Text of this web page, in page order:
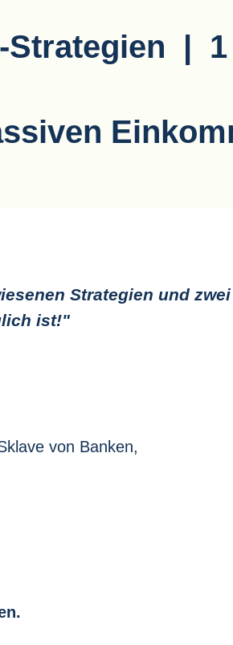
Strategien | 1
Strategien und
ist!"
von Banken,